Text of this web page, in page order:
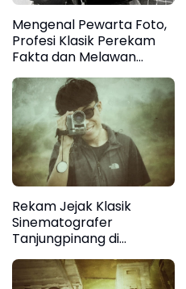
Mengenal Pewarta Foto,
Profesi Klasik Perekam
Fakta dan Melawan
Manipulasi Digital
Rekam Jejak Klasik
Sinematografer
Tanjungpinang di
Panggung Sinema
Universal